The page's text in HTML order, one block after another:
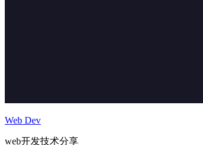
Web Dev
web开发技术分享